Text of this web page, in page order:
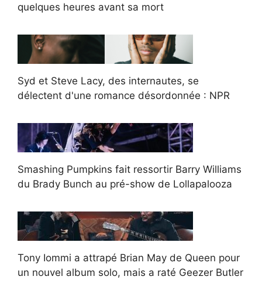
quelques heures avant sa mort
Syd et Steve Lacy, des internautes, se
délectent d'une romance désordonnée : NPR
Smashing Pumpkins fait ressortir Barry Williams
du Brady Bunch au pré-show de Lollapalooza
Tony Iommi a attrapé Brian May de Queen pour
un nouvel album solo, mais a raté Geezer Butler